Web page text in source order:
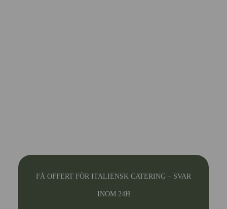
FÅ OFFERT FÖR ITALIENSK CATERING – SVAR
INOM 24H